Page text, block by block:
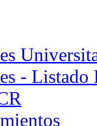
- Listado